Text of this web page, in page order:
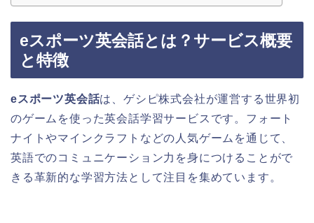
eスポーツ英会話とは？サービス概要
と特徴
eスポーツ英会話は、ゲシピ株式会社が運営する世界初
のゲームを使った英会話学習サービスです。フォート
ナイトやマインクラフトなどの人気ゲームを通じて、
英語でのコミュニケーション力を身につけることがで
きる革新的な学習方法として注目を集めています。